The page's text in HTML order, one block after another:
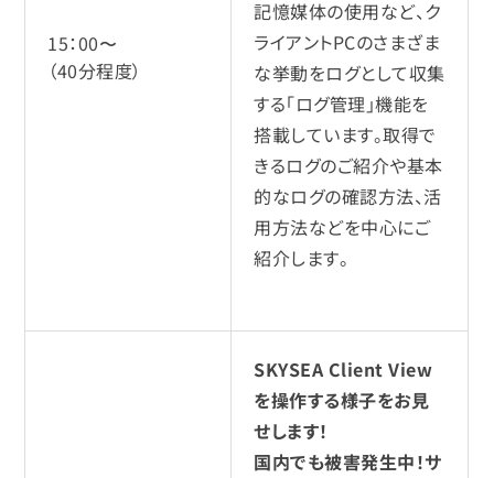
15：00〜
（40分程度）
記憶媒体の使用など、ク
ライアントPCのさまざま
な挙動をログとして収集
する「ログ管理」機能を
搭載しています。取得で
きるログのご紹介や基本
的なログの確認方法、活
用方法などを中心にご
紹介します。
SKYSEA Client View
を操作する様子をお見
せします！
国内でも被害発生中！サ